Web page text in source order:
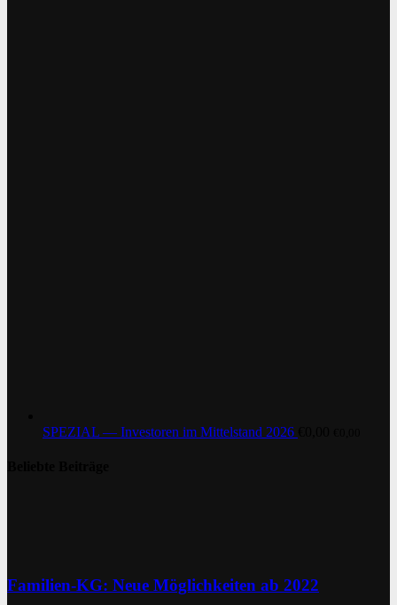
SPEZIAL — Investoren im Mittelstand 2026
Familien-KG: Neue Möglichkeiten ab 2022